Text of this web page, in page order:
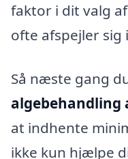
faktor i dit valg
ofte afspejler sig
Så næste gang
algebehandling
at indhente
ikke kun hjælpe